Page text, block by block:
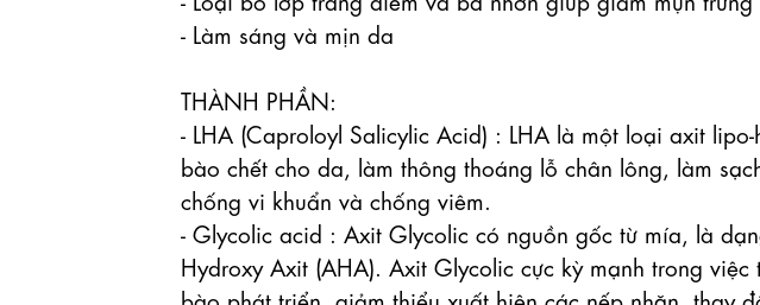
- Làm sáng và mịn da
THÀNH PHẦN:
- LHA (Caproloyl Salicylic Acid) : LHA là một loại axit
bào chết cho da, làm thông thoáng lỗ chân lông, làm
chống vi khuẩn và chống viêm.
- Glycolic acid : Axit Glycolic có nguồn gốc từ mía, là
Hydroxy Axit (AHA). Axit Glycolic cực kỳ mạnh trong
bào phát triển, giảm thiểu xuất hiện các nếp nhăn, thay